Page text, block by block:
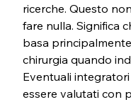
ricerche. Questo
fare nulla. Significa
basa
chirurgia quando
Eventuali
essere valutati con